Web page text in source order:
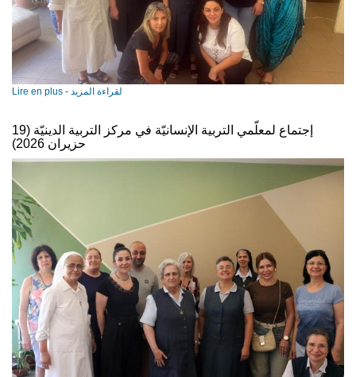
Lire en plus - لقراءة المزيد
إجتماع لمعلّمي التربية الإنسانيّة في مركز التربية الدينيّة (19
حزيران 2026)